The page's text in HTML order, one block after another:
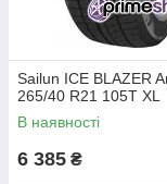
Sailun ICE BLAZER
265/40 R21 105T XL
В наявності
6 385 ₴